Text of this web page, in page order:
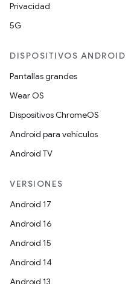
Privacidad
5G
DISPOSITIVOS ANDROID
Pantallas grandes
Wear OS
Dispositivos ChromeOS
Android para vehículos
Android TV
VERSIONES
Android 17
Android 16
Android 15
Android 14
Android 13